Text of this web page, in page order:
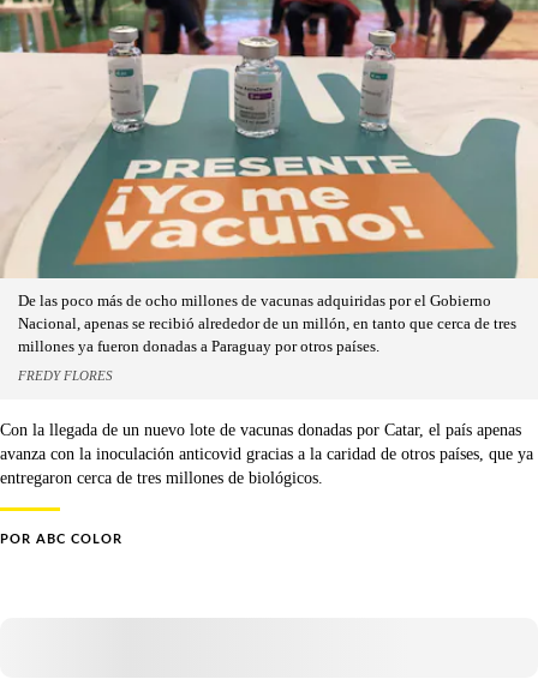
De las poco más de ocho millones de vacunas adquiridas por el Gobierno
Nacional, apenas se recibió alrededor de un millón, en tanto que cerca de tres
millones ya fueron donadas a Paraguay por otros países.
FREDY FLORES
Con la llegada de un nuevo lote de vacunas donadas por Catar, el país apenas
avanza con la inoculación anticovid gracias a la caridad de otros países, que ya
entregaron cerca de tres millones de biológicos.
POR ABC COLOR